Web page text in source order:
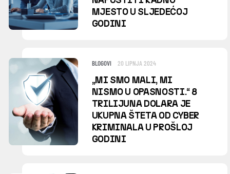
MJESTO U SLJEDEĆOJ
GODINI
BLOGOVI 20 LIPNJA 2024
„MI SMO MALI, MI
NISMO U OPASNOSTI.“ 8
TRILIJUNA DOLARA JE
UKUPNA ŠTETA OD CYBER
KRIMINALA U PROŠLOJ
GODINI